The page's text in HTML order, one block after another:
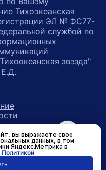
Тихоокеанская
ЭЛ № ФС77-
службой по
звезда"
на главную
16+
на страницу в Вконтакте
на страницу в
ссылка на канал в
вы выражаете свое
данных, в том
Яндекс.Метрика в
Политикой